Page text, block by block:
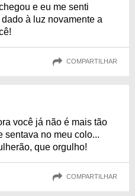
e eu me senti
à luz novamente a
COMPARTILHAR
você já não é mais tão
sentava no meu colo...
que orgulho!
COMPARTILHAR